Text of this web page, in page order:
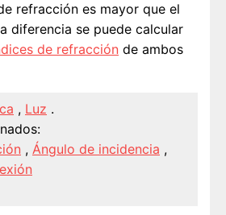
refracción es mayor que el
diferencia se puede calcular
de refracción de ambos
, Luz .
, Ángulo de incidencia ,